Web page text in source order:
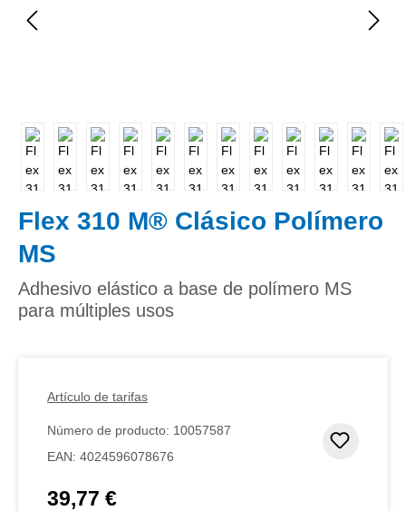
Flex 310 M® Clásico Polímero
MS
Adhesivo elástico a base de polímero MS
para múltiples usos
Artículo de tarifas
Número de producto: 10057587
EAN: 4024596078676
Precio normal:
39,77 €